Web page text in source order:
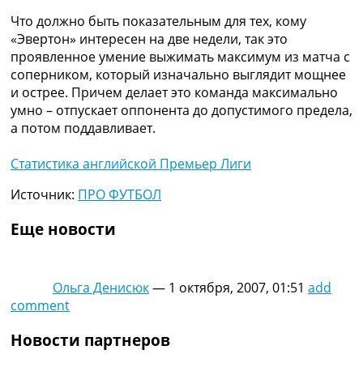
Что должно быть показательным для тех, кому
«Эвертон» интересен на две недели, так это
проявленное умение выжимать максимум из матча с
соперником, который изначально выглядит мощнее
и острее. Причем делает это команда максимально
умно – отпускает оппонента до допустимого предела,
а потом поддавливает.
Статистика английской Премьер Лиги
Источник: ПРО ФУТБОЛ
Еще новости
Ольга Денисюк— 1 октября, 2007, 01:51 add
comment
Новости партнеров